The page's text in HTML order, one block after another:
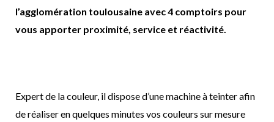
l’agglomération toulousaine avec 4 comptoirs pour
vous apporter proximité, service et réactivité.
Expert de la couleur, il dispose d’une machine à teinter afin
de réaliser en quelques minutes vos couleurs sur mesure